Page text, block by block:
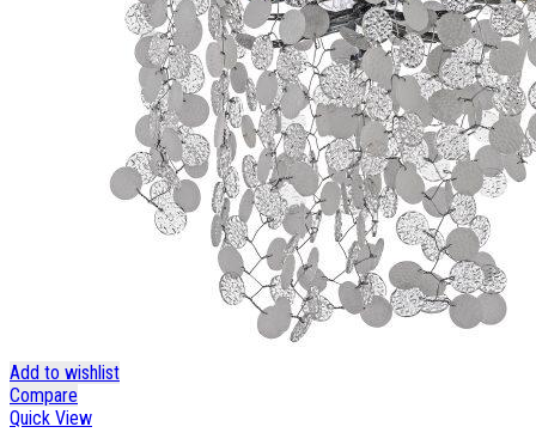
Add to wishlist
Compare
Quick View